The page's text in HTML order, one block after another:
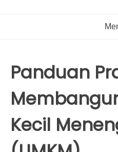
Panduan
Kecil